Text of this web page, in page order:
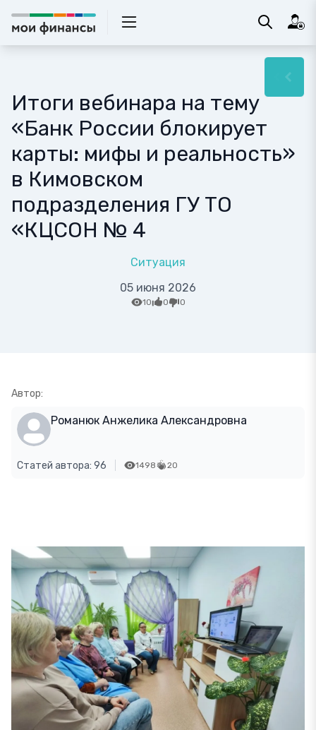
Итоги вебинара на тему
«Банк России блокирует
карты: мифы и реальность»
в Кимовском
подразделения ГУ ТО
«КЦСОН № 4
Ситуация
05 июня 2026
10 0 0
Автор:
Романюк Анжелика Александровна
Статей автора: 96 1498 20